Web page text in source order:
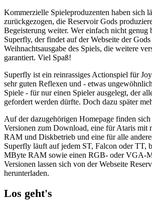
Kommerzielle Spieleproduzenten haben sich
zurückgezogen, die Reservoir Gods
Begeisterung weiter. Wer einfach nicht genug
Superfly, der findet auf der Webseite der
Weihnachtsausgabe des Spiels, die weitere
garantiert. Viel Spaß!
Superfly ist ein reinrassiges Actionspiel für
sehr guten Reflexen und - etwas
Spiele - für nur einen Spieler ausgelegt, der
gefordert werden dürfte. Doch dazu später
Auf der dazugehörigen Homepage finden
Versionen zum Download, eine für Ataris mit
RAM und Diskbetrieb und eine für alle
Superfly läuft auf jedem ST, Falcon oder TT,
MByte RAM sowie einen RGB- oder VGA-
Versionen lassen sich von der Webseite
herunterladen.
Los geht's